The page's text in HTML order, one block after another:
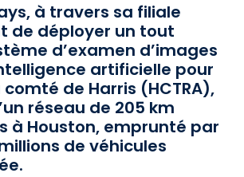
à travers sa filiale
de déployer un tout
d’examen d’images
artificielle pour
de Harris (HCTRA),
réseau de 205 km
à Houston, emprunté par
de véhicules